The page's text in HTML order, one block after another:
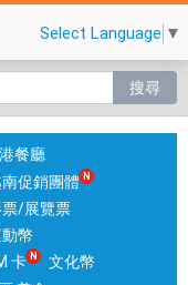
Select Language ▼
搜尋
餐廳
南促銷團體
/展覽票
幣
卡
文化幣